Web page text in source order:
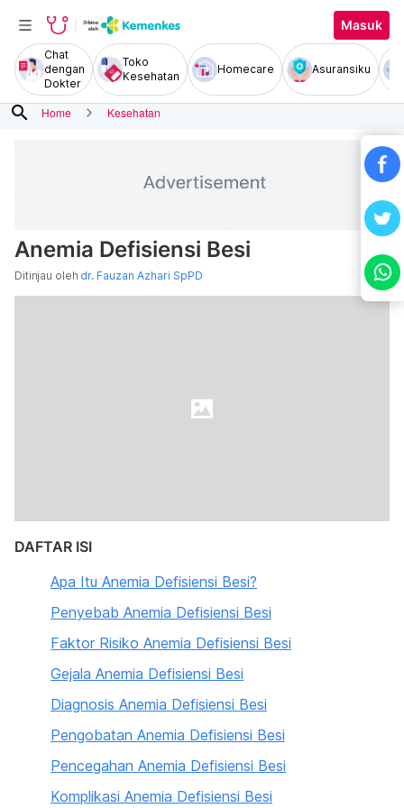
Masuk
Chat
dengan
Dokter
Toko
Kesehatan
Homecare Asuransiku
search Home Kesehatan
Anemia Defisiensi Besi
Ditinjau oleh dr. Fauzan Azhari SpPD
DAFTAR ISI
Apa Itu Anemia Defisiensi Besi?
Penyebab Anemia Defisiensi Besi
Faktor Risiko Anemia Defisiensi Besi
Gejala Anemia Defisiensi Besi
Diagnosis Anemia Defisiensi Besi
Pengobatan Anemia Defisiensi Besi
Pencegahan Anemia Defisiensi Besi
Komplikasi Anemia Defisiensi Besi